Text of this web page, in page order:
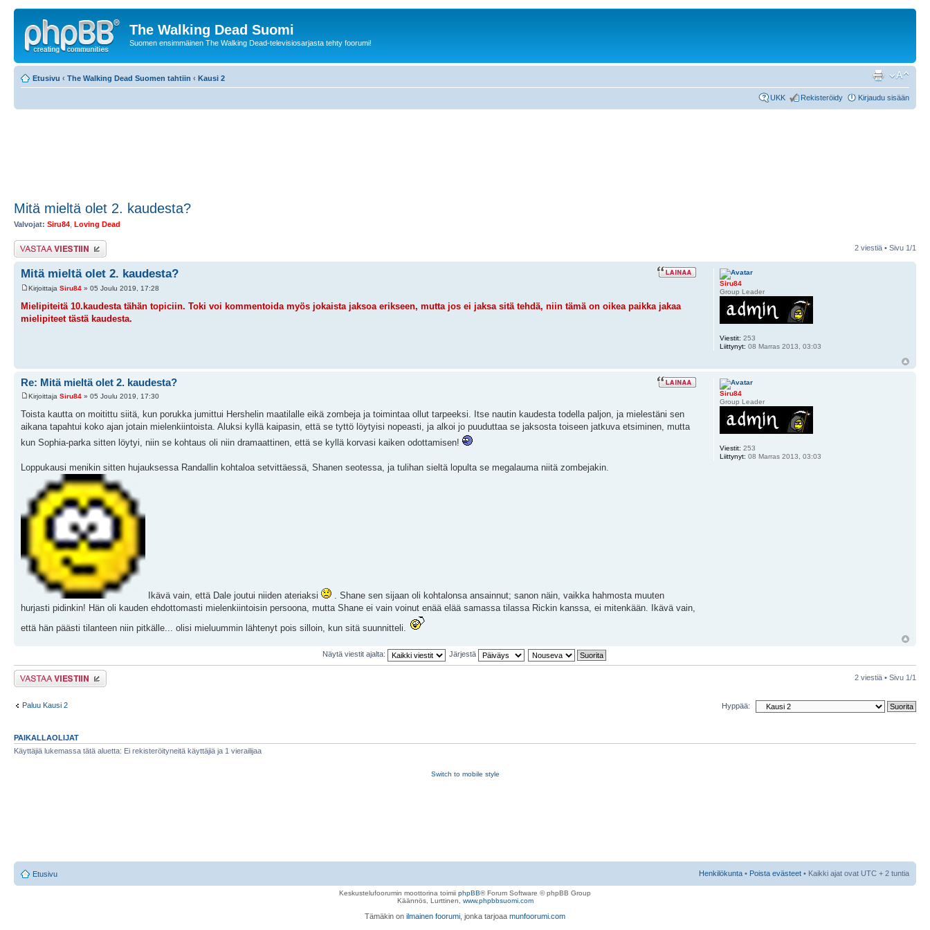
The Walking Dead Suomi
Suomen ensimmäinen The Walking Dead-televisiosarjasta tehty foorumi!
Etusivu ‹ The Walking Dead Suomen tahtiin ‹ Kausi 2
UKK Rekisteröidy Kirjaudu sisään
Mitä mieltä olet 2. kaudesta?
Valvojat: Siru84 Loving Dead
Lähetä vastaus 2 viestiä • Sivu 1/1
Mitä mieltä olet 2. kaudesta?
Kirjoittaja Siru84 » 05 Joulu 2019, 17:28
Mielipiteitä 10.kaudesta tähän topiciin. Toki voi kommentoida myös jokaista jaksoa erikseen, mutta jos ei jaksa sitä tehdä, niin tämä on oikea paikka jakaa
mielipiteet tästä kaudesta.
Siru84
Group Leader
Viestit: 253
Liittynyt: 08 Marras 2013, 03:03
Re: Mitä mieltä olet 2. kaudesta?
Kirjoittaja Siru84 » 05 Joulu 2019, 17:30
Toista kautta on moitittu siitä, kun porukka jumittui Hershelin maatilalle eikä zombeja ja toimintaa ollut tarpeeksi. Itse nautin kaudesta todella paljon, ja mielestäni sen
aikana tapahtui koko ajan jotain mielenkiintoista. Aluksi kyllä kaipasin, että se tyttö löytyisi nopeasti, ja alkoi jo puuduttaa se jaksosta toiseen jatkuva etsiminen, mutta
kun Sophia-parka sitten löytyi, niin se kohtaus oli niin dramaattinen, että se kyllä korvasi kaiken odottamisen!
Loppukausi menikin sitten hujauksessa Randallin kohtaloa setvittäessä, Shanen seotessa, ja tulihan sieltä lopulta se megalauma niitä zombejakin.
Ikävä vain, että Dale joutui niiden ateriaksi
. Shane sen sijaan oli kohtalonsa ansainnut; sanon näin, vaikka hahmosta muuten
hurjasti pidinkin! Hän oli kauden ehdottomasti mielenkiintoisin persoona, mutta Shane ei vain voinut enää elää samassa tilassa Rickin kanssa, ei mitenkään. Ikävä vain,
että hän päästi tilanteen niin pitkälle... olisi mieluummin lähtenyt pois silloin, kun sitä suunnitteli.
Siru84
Group Leader
Viestit: 253
Liittynyt: 08 Marras 2013, 03:03
Näytä viestit ajalta: Järjestä
Lähetä vastaus 2 viestiä • Sivu 1/1
Paluu Kausi 2 Hyppää:
PAIKALLAOLIJAT
Käyttäjiä lukemassa tätä aluetta: Ei rekisteröityneitä käyttäjiä ja 1 vierailijaa
Switch to mobile style
Etusivu Henkilökunta • Poista evästeet • Kaikki ajat ovat UTC + 2 tuntia
Keskustelufoorumin moottorina toimii phpBB® Forum Software © phpBB Group
Käännös, Lurttinen, www.phpbbsuomi.com
Tämäkin on ilmainen foorumi , jonka tarjoaa munfoorumi.com